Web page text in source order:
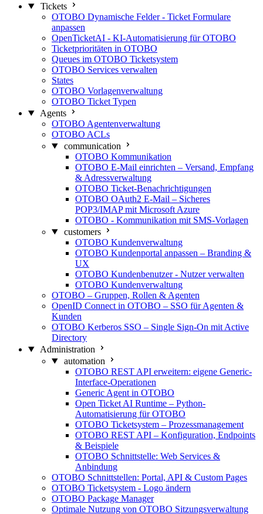
Tickets
OTOBO Dynamische Felder - Ticket Formulare
anpassen
OpenTicketAI - KI-Automatisierung für OTOBO
Ticketprioritäten in OTOBO
Queues im OTOBO Ticketsystem
OTOBO Services verwalten
States
OTOBO Vorlagenverwaltung
OTOBO Ticket Typen
Agents
OTOBO Agentenverwaltung
OTOBO ACLs
communication
OTOBO Kommunikation
OTOBO E-Mail einrichten – Versand, Empfang
& Adressverwaltung
OTOBO Ticket-Benachrichtigungen
OTOBO OAuth2 E-Mail – Sicheres
POP3/IMAP mit Microsoft Azure
OTOBO - Kommunikation mit SMS-Vorlagen
customers
OTOBO Kundenverwaltung
OTOBO Kundenportal anpassen – Branding &
UX
OTOBO Kundenbenutzer - Nutzer verwalten
OTOBO Kundenverwaltung
OTOBO – Gruppen, Rollen & Agenten
OpenID Connect in OTOBO – SSO für Agenten &
Kunden
OTOBO Kerberos SSO – Single Sign-On mit Active
Directory
Administration
automation
OTOBO REST API erweitern: eigene Generic-
Interface-Operationen
Generic Agent in OTOBO
Open Ticket AI Runtime – Python-
Automatisierung für OTOBO
OTOBO Ticketsystem – Prozessmanagement
OTOBO REST API – Konfiguration, Endpoints
& Beispiele
OTOBO Schnittstelle: Web Services &
Anbindung
OTOBO Schnittstellen: Portal, API & Custom Pages
OTOBO Ticketsystem - Logo ändern
OTOBO Package Manager
Optimale Nutzung von OTOBO Sitzungsverwaltung